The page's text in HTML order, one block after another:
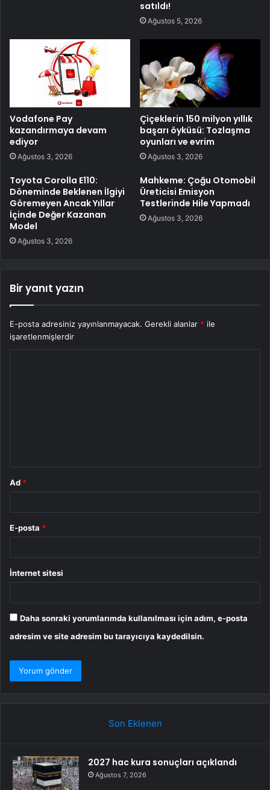
satıldı!
Ağustos 5, 2026
Vodafone Pay
kazandırmaya devam
ediyor
Ağustos 3, 2026
Çiçeklerin 150 milyon yıllık
başarı öyküsü: Tozlaşma
oyunları ve evrim
Ağustos 3, 2026
Toyota Corolla E110:
Döneminde Beklenen İlgiyi
Göremeyen Ancak Yıllar
İçinde Değer Kazanan
Model
Ağustos 3, 2026
Mahkeme: Çoğu Otomobil
Üreticisi Emisyon
Testlerinde Hile Yapmadı
Ağustos 3, 2026
Bir yanıt yazın
E-posta adresiniz yayınlanmayacak. Gerekli alanlar * ile
işaretlenmişlerdir
Ad *
E-posta *
İnternet sitesi
Daha sonraki yorumlarımda kullanılması için adım, e-posta
adresim ve site adresim bu tarayıcıya kaydedilsin.
Son Eklenen
2027 hac kura sonuçları açıklandı
Ağustos 7, 2026